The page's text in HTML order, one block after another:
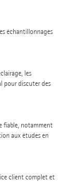
échantillonnages
les
pour discuter des
fiable, notamment
aux études en
client complet et